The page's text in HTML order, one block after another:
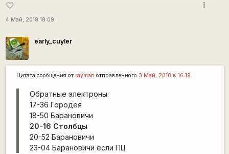
favorite_border
4 Май, 2018 18:09
more_vert
early_cuyler
Цитата сообщения от rаyman отправленного 3 Май, 2018 в 16:19
Обратные электроны:
17-36 Городея
18-50 Барановичи
20-16 Столбцы
20-52 Барановичи
23-04 Барановичи если ПЦ